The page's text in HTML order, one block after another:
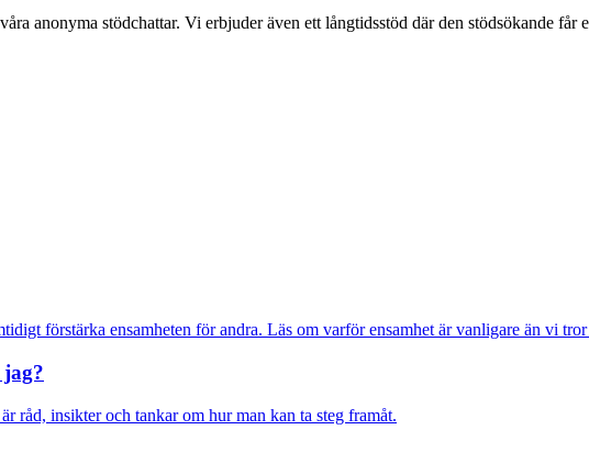
anonyma stödchattar. Vi erbjuder även ett långtidsstöd där den stödsökande
förstärka ensamheten för andra. Läs om varför ensamhet är vanligare än vi
råd, insikter och tankar om hur man kan ta steg framåt.